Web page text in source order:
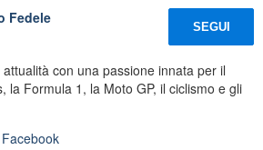
Fedele
SEGUI
con una passione innata per il
la Formula 1, la Moto GP, il ciclismo e gli